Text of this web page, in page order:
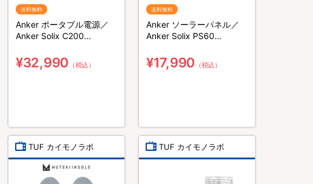
送料無料
Anker ポータブル電源／
Anker Solix C200
230Wh／8ポート／防災グ
ッズ／災害対策
¥32,990 （税込）
送料無料
Anker ソーラーパネル／
Anker Solix PS60
Panel／60W／防災グッズ
／災害対策
¥17,990 （税込）
TUF カイモノラボ TUF カイモノラボ